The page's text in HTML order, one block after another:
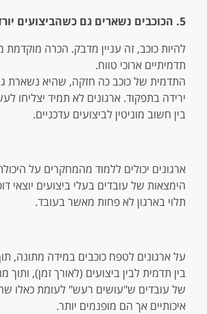
5. הכוכבים נשארים גם כשהביצועים יורדים
להיות כוכב, זה עניין מדבק. הכרה מוקדמת
תדמיתיים ארוכי טווח.
התדמית של כוכב כה חזקה, שהיא נשארת
ירידה בתפקוד. ארגונים לא תמיד יצליחו
בין חשוב מוניטין לביצועים עדכניים.
ארגונים יכולים ללמוד מהמחקרים על
הימצאות של עובדים בעלי ביצועים יוצאי
תלוי בארגון לא פחות מאשר בעובד.
על ארגונים לטפח כוכבים במידה מתונה,
בין תדמית לבין ביצועים (לאורך זמן), ותוך
של עובדים ש"עושים רעש" לעומת כאלו
איכותיים אך הם מופנמים יותר.